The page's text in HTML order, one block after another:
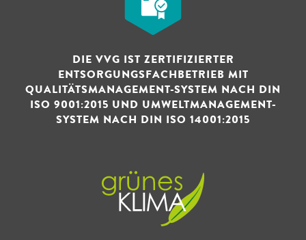
DIE VVG IST ZERTIFIZIERTER
ENTSORGUNGSFACHBETRIEB MIT
QUALITÄTSMANAGEMENT-SYSTEM NACH DIN
ISO 9001:2015 UND UMWELTMANAGEMENT-
SYSTEM NACH DIN ISO 14001:2015